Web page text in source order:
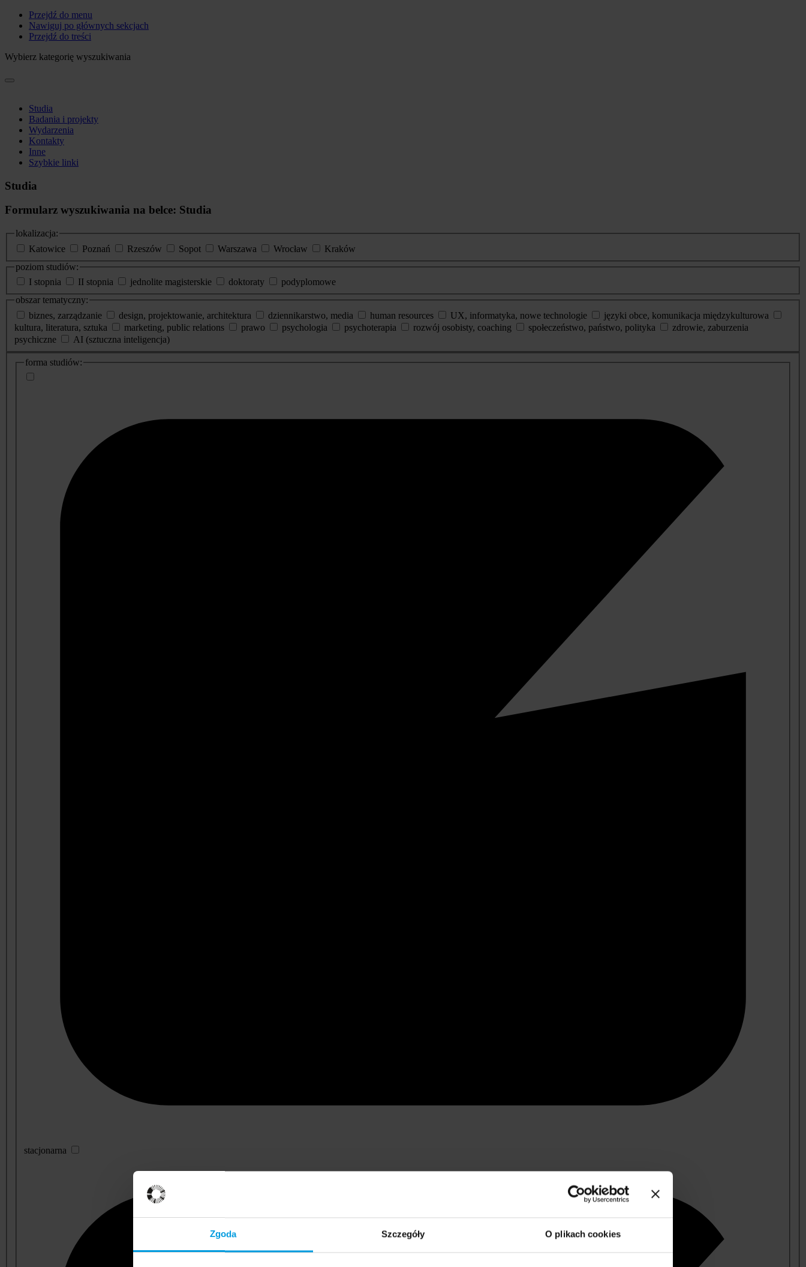
Zgoda Szczegóły O plikach cookies
Przejdź do menu
Nawiguj po głównych sekcjach
Przejdź do treści
Wybierz kategorię wyszukiwania
Studia
Badania i projekty
Wydarzenia
Kontakty
Inne
Szybkie linki
Studia
Formularz wyszukiwania na belce: Studia
lokalizacja:
Katowice
Poznań Rzeszów Sopot Warszawa Wrocław
Kraków
poziom studiów:
I stopnia
II stopnia jednolite magisterskie doktoraty
podyplomowe
obszar tematyczny:
biznes, zarządzanie
design, projektowanie, architektura dziennikarstwo, media human resources UX, informatyka, nowe technologie
języki obce, komunikacja międzykulturowa
kultura, literatura, sztuka
marketing, public relations prawo psychologia psychoterapia rozwój osobisty, coaching społeczeństwo, państwo, polityka
zdrowie, zaburzenia
psychiczne
AI (sztuczna inteligencja)
dodatkowe
informacje
forma studiów:
stacjonarna